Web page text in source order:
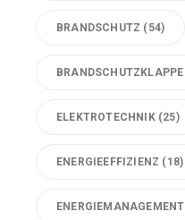
BRANDSCHUTZ (54)
BRANDSCHUTZKLAPPE
ELEKTROTECHNIK(25)
ENERGIEEFFIZIENZ (18)
ENERGIEMANAGEMENT